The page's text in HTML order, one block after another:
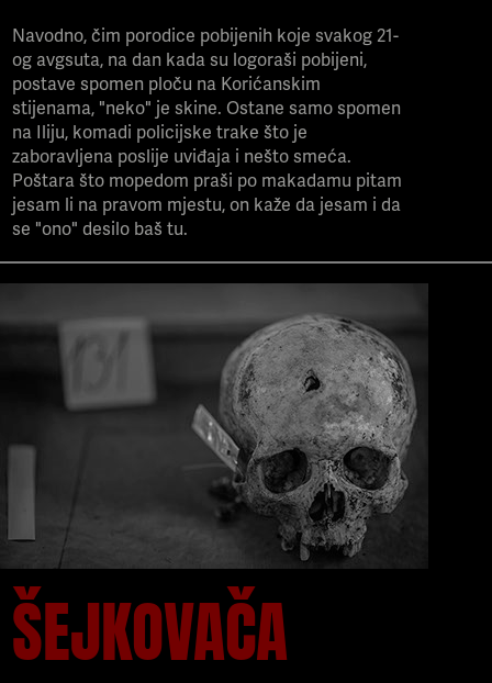
Navodno, čim porodice pobijenih koje svakog 21-
og avgsuta, na dan kada su logoraši pobijeni,
postave spomen ploču na Korićanskim
stijenama, "neko" je skine. Ostane samo spomen
na Iliju, komadi policijske trake što je
zaboravljena poslije uviđaja i nešto smeća.
Poštara što mopedom praši po makadamu pitam
jesam li na pravom mjestu, on kaže da jesam i da
se "ono" desilo baš tu.
ŠEJKOVAČA